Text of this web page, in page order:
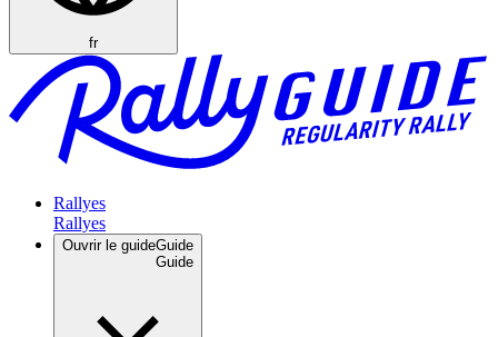
fr
Rallyes
Ouvrir le guideGuide